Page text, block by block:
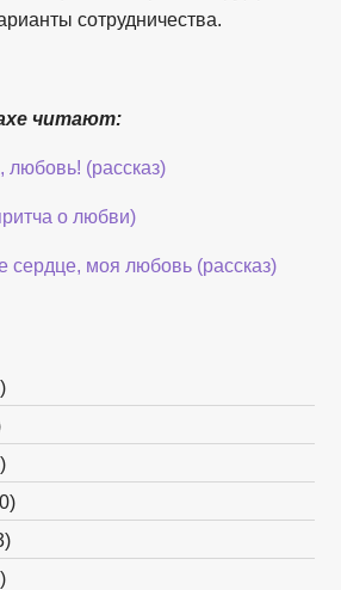
сотрудничества.
читают:
любовь! (рассказ)
о любви)
сердце, моя любовь (рассказ)